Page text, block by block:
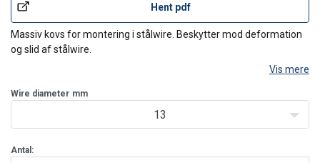
Hent pdf
Massiv kovs for montering i stålwire. Beskytter mod deformation
og slid af stålwire.
Vis mere
Wire diameter mm
13
Antal: